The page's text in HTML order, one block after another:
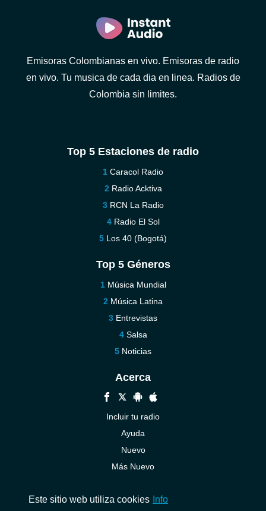
Emisoras Colombianas en vivo. Emisoras de radio
en vivo. Tu musica de cada dia en linea. Radios de
Colombia sin limites.
Top 5 Estaciones de radio
Caracol Radio
Radio Acktiva
RCN La Radio
Radio El Sol
Los 40 (Bogotá)
Top 5 Géneros
Música Mundial
Música Latina
Entrevistas
Salsa
Noticias
Acerca
Incluir tu radio
Ayuda
Nuevo
Más Nuevo
Este sitio web utiliza cookies Info